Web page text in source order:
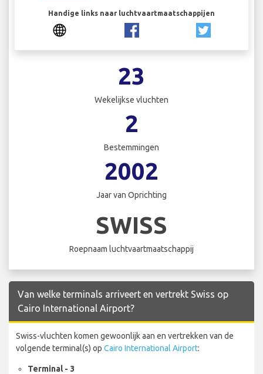
Handige links naar luchtvaartmaatschappijen
23
Wekelijkse vluchten
2
Bestemmingen
2002
Jaar van Oprichting
SWISS
Roepnaam luchtvaartmaatschappij
Van welke terminals arriveert en vertrekt Swiss op
Cairo International Airport?
Swiss-vluchten komen gewoonlijk aan en vertrekken van de
volgende terminal(s) op Cairo International Airport:
Terminal - 3